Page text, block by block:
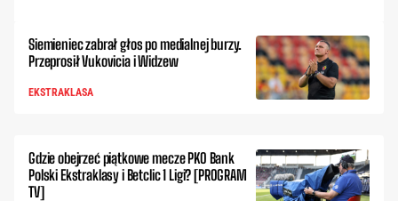
Siemieniec zabrał głos po medialnej burzy.
Przeprosił Vukovicia i Widzew
EKSTRAKLASA
Gdzie obejrzeć piątkowe mecze PKO Bank
Polski Ekstraklasy i Betclic 1 Ligi? [PROGRAM
TV]